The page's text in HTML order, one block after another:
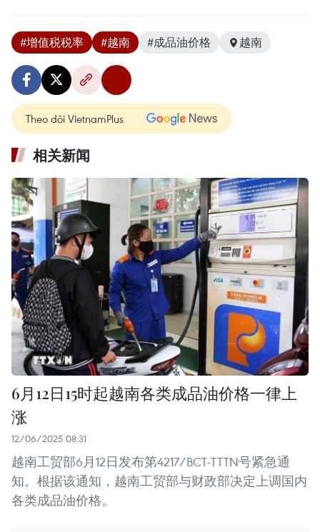
#增值税税率 #越南 #成品油价格 越南
Theo dõi VietnamPlus
相关新闻
6月12日15时起越南各类成品油价格一律上
涨
12/06/2025 08:31
越南工贸部6月12日发布第4217/BCT-TTTN号紧急通
知。根据该通知，越南工贸部与财政部决定上调国内
各类成品油价格。